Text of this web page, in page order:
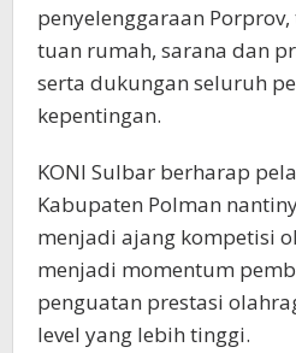
penyelenggaraan
tuan rumah, sarana dan
serta dukungan seluruh
kepentingan.
KONI Sulbar berharap
Kabupaten Polman
menjadi ajang kompetisi
menjadi momentum
penguatan prestasi
level yang lebih tinggi.